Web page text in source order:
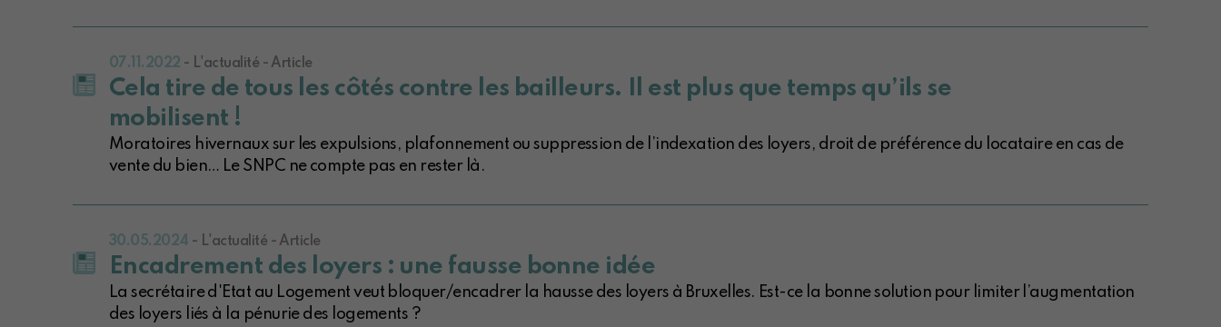
07.11.2022 - L'actualité - Article
Cela tire de tous les côtés contre les bailleurs. Il est plus que temps qu’ils se
mobilisent !
Moratoires hivernaux sur les expulsions, plafonnement ou suppression de l’indexation des loyers, droit de préférence du locataire en cas de
vente du bien… Le SNPC ne compte pas en rester là.
30.05.2024 - L'actualité - Article
Encadrement des loyers : une fausse bonne idée
La secrétaire d'Etat au Logement veut bloquer/encadrer la hausse des loyers à Bruxelles. Est-ce la bonne solution pour limiter l’augmentation
des loyers liés à la pénurie des logements ?